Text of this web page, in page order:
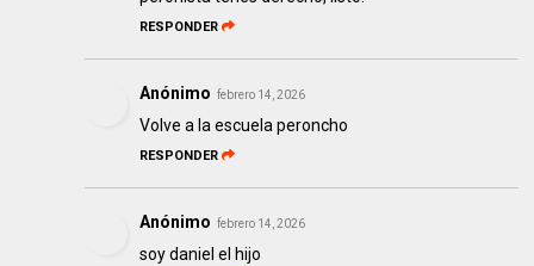
RESPONDER
Anónimo febrero 14, 2026
Volve a la escuela peroncho
RESPONDER
Anónimo febrero 14, 2026
soy daniel el hijo